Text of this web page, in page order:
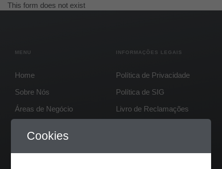
This form does not exist
MENU
Home
Sobre Nós
Áreas de Negócio
Parceiros
INFORMAÇÕES LEGAIS
Política de Privacidade
Política de SIG
Livro de Reclamações
Cookies